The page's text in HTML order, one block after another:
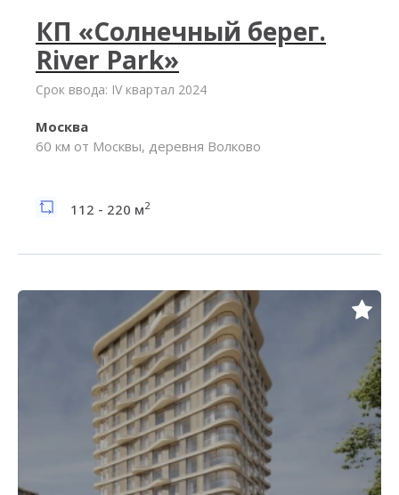
КП «Солнечный берег.
River Park»
Срок ввода: IV квартал 2024
Москва
60 км от Москвы, деревня Волково
112 - 220 м2